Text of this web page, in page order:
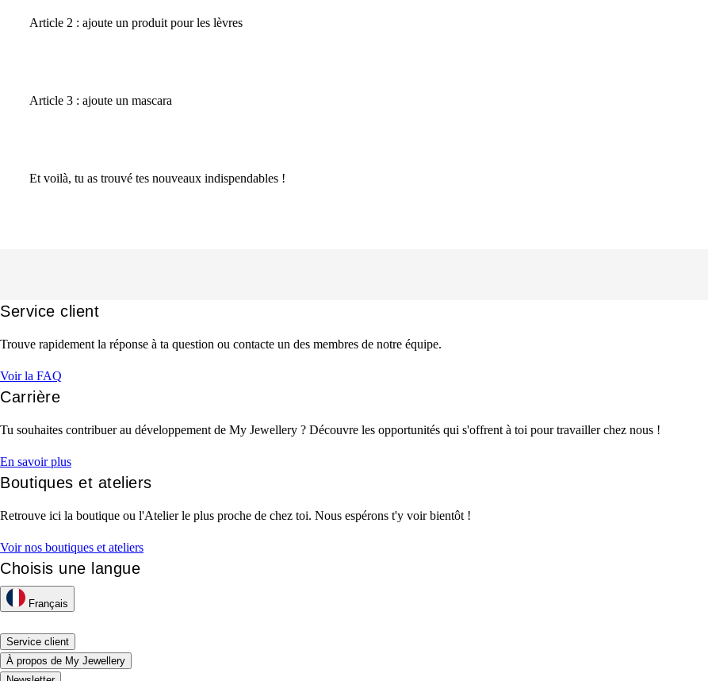
Article 2 : ajoute un produit pour les lèvres
Article 3 : ajoute un mascara
Et voilà, tu as trouvé tes nouveaux indispendables !
Service client
Trouve rapidement la réponse à ta question ou contacte un des membres de notre équipe.
Voir la FAQ
Carrière
Tu souhaites contribuer au développement de My Jewellery ? Découvre les opportunités qui s'offrent à toi pour travailler chez nous !
En savoir plus
Boutiques et ateliers
Retrouve ici la boutique ou l'Atelier le plus proche de chez toi. Nous espérons t'y voir bientôt !
Voir nos boutiques et ateliers
Choisis une langue
Français
Service client
À propos de My Jewellery